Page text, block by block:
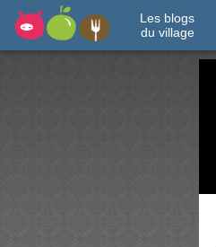
Les blogs
du village